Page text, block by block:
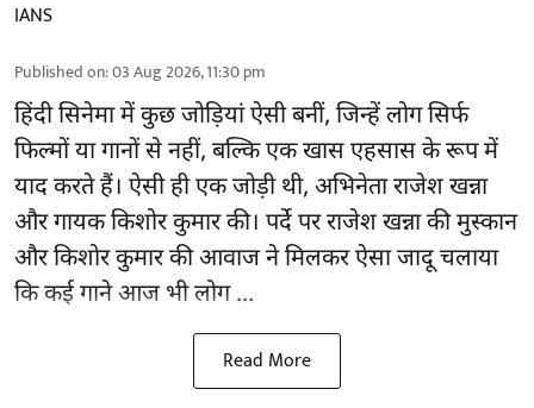
IANS
Published on:03 Aug 2026, 11:30 pm
हिंदी सिनेमा में कुछ जोड़ियां ऐसी बनीं, जिन्हें लोग सिर्फ
फिल्मों या गानों से नहीं, बल्कि एक खास एहसास के रूप में
याद करते हैं। ऐसी ही एक जोड़ी थी, अभिनेता राजेश खन्ना
और गायक किशोर कुमार की। पर्दे पर राजेश खन्ना की मुस्कान
और किशोर कुमार कीआवाजने मिलकर ऐसा जादू चलाया
कि कई गाने आज भी लोग ...
Read More